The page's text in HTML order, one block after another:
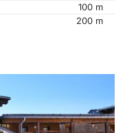
100 m
200 m